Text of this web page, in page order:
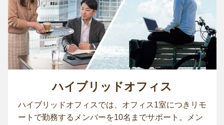
ハイブリッドオフィス
ハイブリッドオフィスでは、オフィス1室につきリモ
ートで勤務するメンバーを10名までサポート。メン